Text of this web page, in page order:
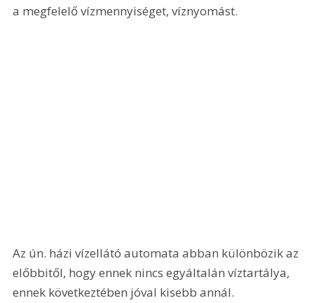
a megfelelő vízmennyiséget, víznyomást.
Az ún. házi vízellátó automata abban különbözik az
előbbitől, hogy ennek nincs egyáltalán víztartálya,
ennek következtében jóval kisebb annál.